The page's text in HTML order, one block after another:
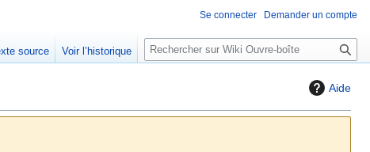
Aide
Se connecter Demander un compte
source Voir l’historique
R
e
e